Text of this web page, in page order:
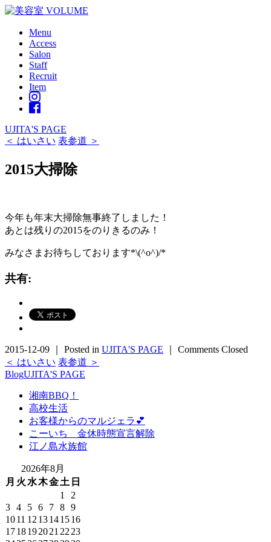
Menu
Access
Salon
Staff
Recruit
Item
UJITA'S PAGE
＜ はいさい 表参道 ＞
2015大掃除
今年も年末大掃除無事終了しました！
あとは残りの2015をのりきるのみ！
みなさまお待ちしております*\(^o^)/*
共有:
2015-12-09 ｜ Posted in UJITA'S PAGE
Comments Closed
＜ はいさい 表参道 ＞
BlogUJITA'S PAGE
湘南BBQ！
高校生活
お客様からのマルジェラ💕
こーいち 金休時態宣言解除
江ノ島水族館
2026年8月
月 火 水木金土 日
1
2
3 4 5 6 7 8 9
1011 12 13141516
1718192021 22 23